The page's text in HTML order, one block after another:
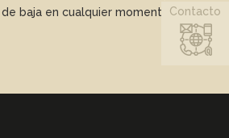
baja en cualquier momento.Contacto